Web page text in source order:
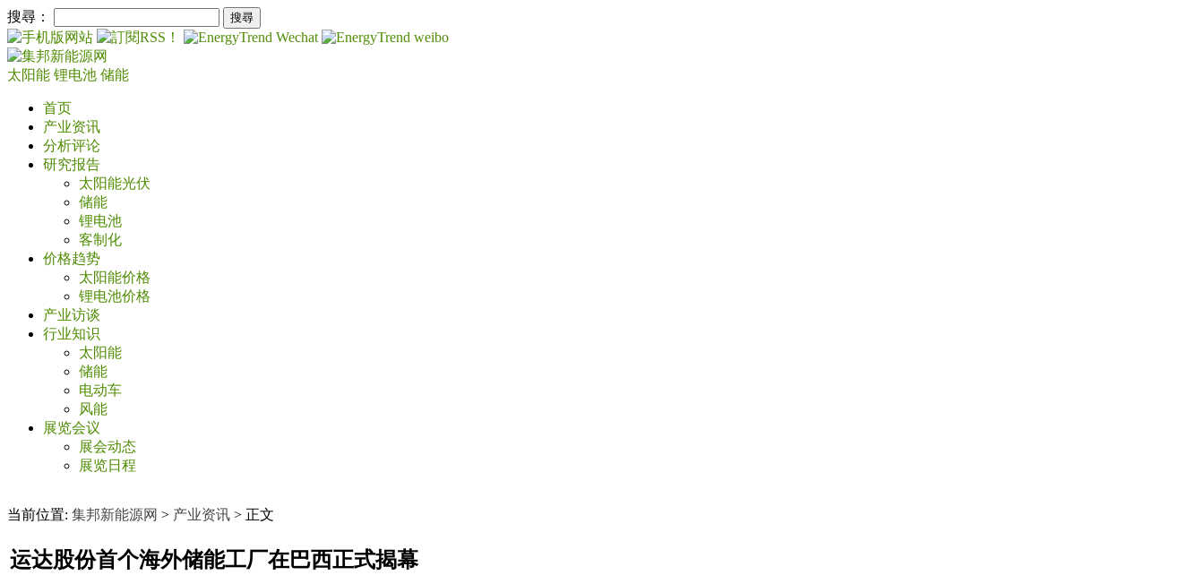
搜尋：
太阳能 锂电池 储能
首页
产业资讯
分析评论
研究报告
太阳能光伏
储能
锂电池
客制化
价格趋势
太阳能价格
锂电池价格
产业访谈
行业知识
太阳能
储能
电动车
风能
展览会议
展会动态
展览日程
当前位置: 集邦新能源网 > 产业资讯 > 正文
运达股份首个海外储能工厂在巴西正式揭幕